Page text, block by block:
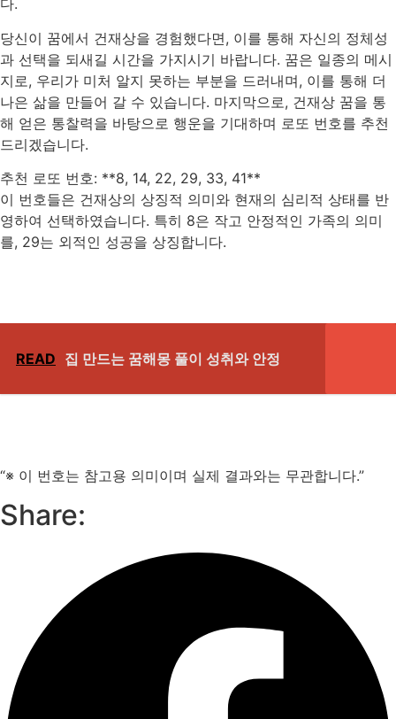
다.
당신이 꿈에서 건재상을 경험했다면, 이를 통해 자신의 정체성
과 선택을 되새길 시간을 가지시기 바랍니다. 꿈은 일종의 메시
지로, 우리가 미처 알지 못하는 부분을 드러내며, 이를 통해 더
나은 삶을 만들어 갈 수 있습니다. 마지막으로, 건재상 꿈을 통
해 얻은 통찰력을 바탕으로 행운을 기대하며 로또 번호를 추천
드리겠습니다.
추천 로또 번호: **8, 14, 22, 29, 33, 41**
이 번호들은 건재상의 상징적 의미와 현재의 심리적 상태를 반
영하여 선택하였습니다. 특히 8은 작고 안정적인 가족의 의미
를, 29는 외적인 성공을 상징합니다.
READ 집 만드는 꿈해몽 풀이 성취와 안정
“※ 이 번호는 참고용 의미이며 실제 결과와는 무관합니다.”
Share: